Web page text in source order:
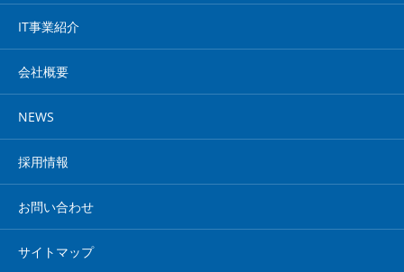
IT事業紹介
会社概要
NEWS
採用情報
お問い合わせ
サイトマップ